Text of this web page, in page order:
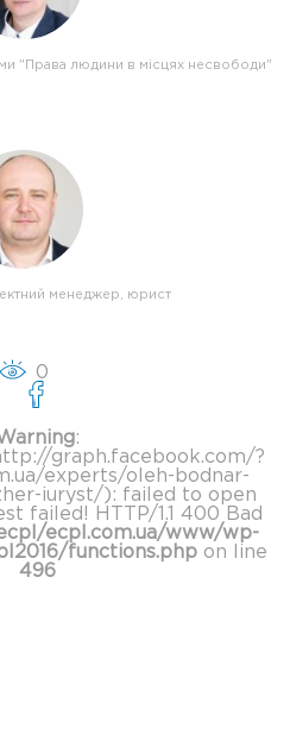
"Права людини в місцях несвободи"
менеджер, юрист
0
:
graph.facebook.com/?
experts/oleh-bodnar-
iuryst/): failed to open
failed! HTTP/1.1 400 Bad
ecpl.com.ua/www/wp-
functions.php on line
496